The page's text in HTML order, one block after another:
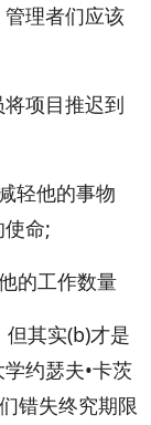
理者们应该
项目推迟到
轻他的事物
命;
的工作数量
其实(b)才是
约瑟夫•卡茨
错失终究期限